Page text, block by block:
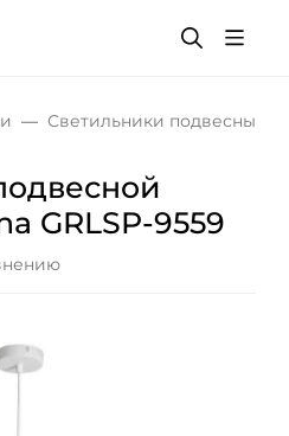
Светильники подвесные
GRLSP-9559